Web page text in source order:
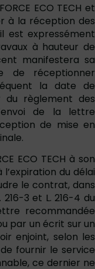
ECO TECH et
à la réception des
est expressément
à hauteur de
manifestera sa
de réceptionner
la date de
du règlement des
de la lettre
de mise en
ECO TECH à son
du délai
le contrat, dans
3 et L. 216-4 du
recommandée
par un écrit sur un
enjoint, selon les
fournir le service
ce dernier ne